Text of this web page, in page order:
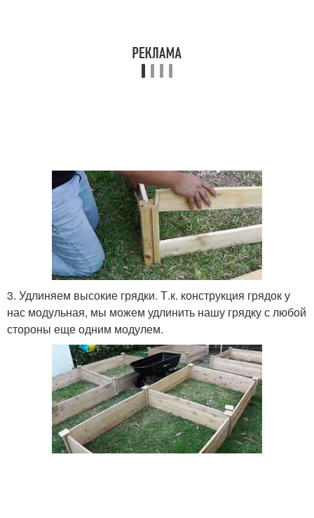
3. Удлиняем высокие грядки. Т.к. конструкция грядок у
нас модульная, мы можем удлинить нашу грядку с любой
стороны еще одним модулем.